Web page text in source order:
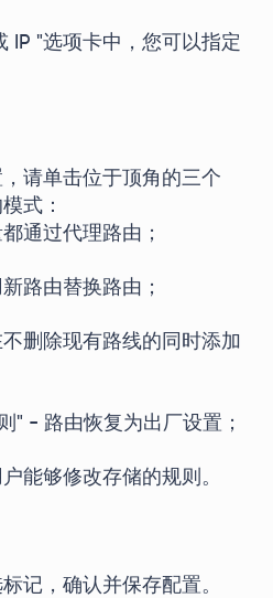
IP "选项卡中，您可以指定
请单击位于顶角的三个
式：
通过代理路由；
路由替换路由；
删除现有路线的同时添加
" - 路由恢复为出厂设置；
能够修改存储的规则。
记，确认并保存配置。